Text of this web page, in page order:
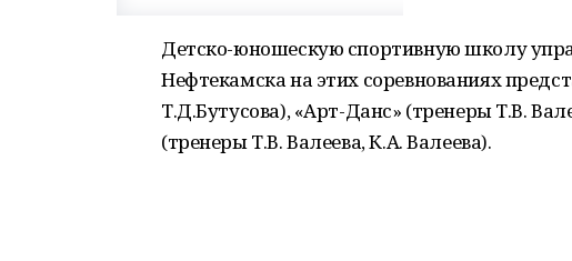
Детско-юношескую спортивную школу
Нефтекамска на этих соревнованиях
Т.Д.Бутусова), «Арт-Данс» (тренеры Т.В.
(тренеры Т.В. Валеева, К.А. Валеева).